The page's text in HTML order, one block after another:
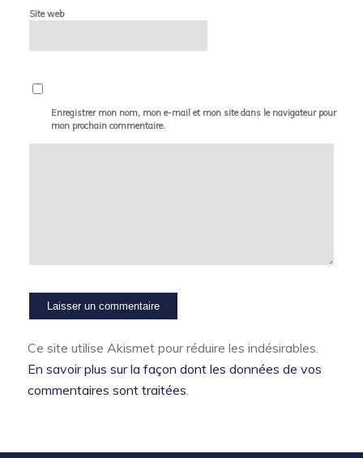
Site web
Enregistrer mon nom, mon e-mail et mon site dans le navigateur pour
mon prochain commentaire.
Ce site utilise Akismet pour réduire les indésirables.
En savoir plus sur la façon dont les données de vos
commentaires sont traitées.